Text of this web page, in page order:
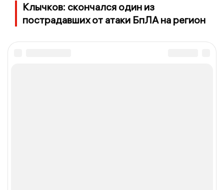
Клычков: скончался один из
пострадавших от атаки БпЛА на регион